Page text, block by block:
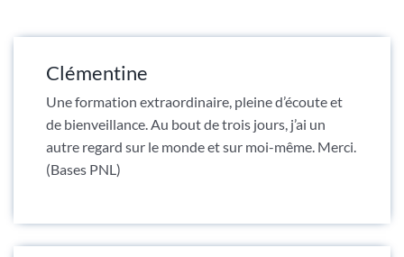
Clémentine
Une formation extraordinaire, pleine d’écoute et
de bienveillance. Au bout de trois jours, j’ai un
autre regard sur le monde et sur moi-même. Merci.
(Bases PNL)